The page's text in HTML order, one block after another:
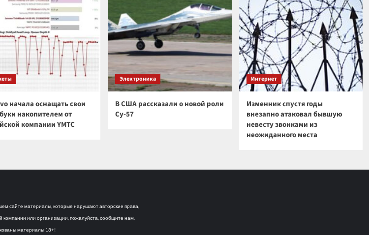
начала оснащать свои
накопителем от
компании YMTC
Электроника
В США рассказали о новой роли
Су-57
Интернет
Изменник спустя годы
внезапно атаковал бывшую
невесту звонками из
неожиданного места
сайте материалы, которые нарушают авторские права,
или организации, пожалуйста, сообщите нам.
материалы 18+!